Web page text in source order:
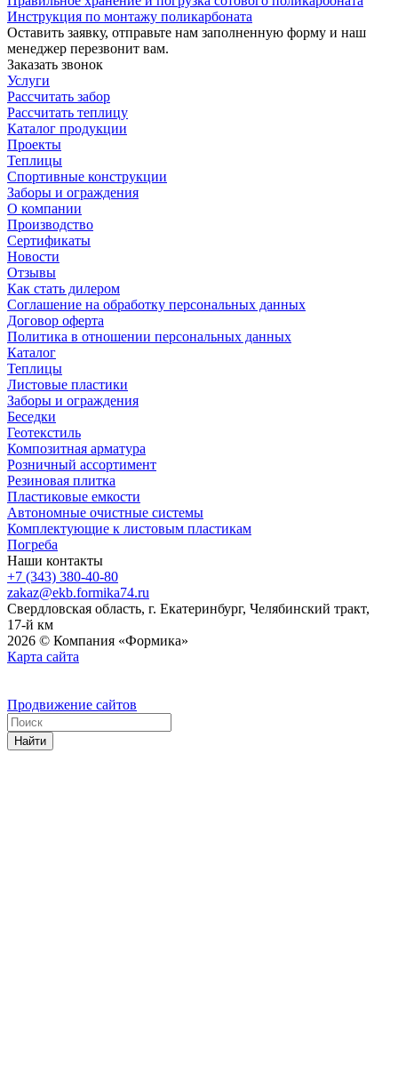
Инструкция по монтажу поликарбоната
Оставить заявку, отправьте нам заполненную форму и наш
менеджер перезвонит вам.
Заказать звонок
Услуги
Рассчитать забор
Рассчитать теплицу
Каталог продукции
Проекты
Теплицы
Спортивные конструкции
Заборы и ограждения
О компании
Производство
Сертификаты
Новости
Отзывы
Как стать дилером
Соглашение на обработку персональных данных
Договор оферта
Политика в отношении персональных данных
Каталог
Теплицы
Листовые пластики
Заборы и ограждения
Беседки
Геотекстиль
Композитная арматура
Розничный ассортимент
Резиновая плитка
Пластиковые емкости
Автономные очистные системы
Комплектующие к листовым пластикам
Погреба
Наши контакты
+7 (343) 380-40-80
zakaz@ekb.formika74.ru
Свердловская область, г. Екатеринбург, Челябинский тракт,
17-й км
2026 © Компания «Формика»
Карта сайта
Продвижение сайтов
Найти